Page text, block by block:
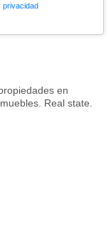
privacidad
en
Real state.